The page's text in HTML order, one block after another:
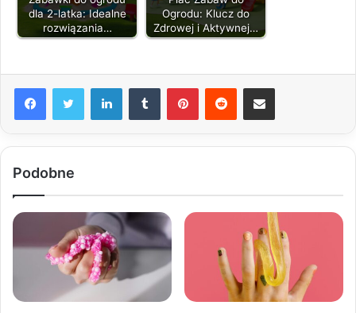
dla 2-latka: Idealne
rozwiązania…
Ogrodu: Klucz do
Zdrowej i Aktywnej…
LinkedInTumblr PinterestReddit Share via Email
Podobne